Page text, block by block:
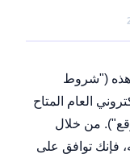
هذه ("شروط
العام المتاح
من خلال
فإنك توافق على